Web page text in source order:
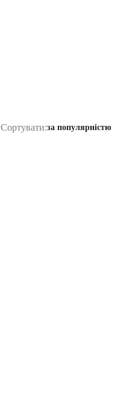
Сортувати:за популярністю